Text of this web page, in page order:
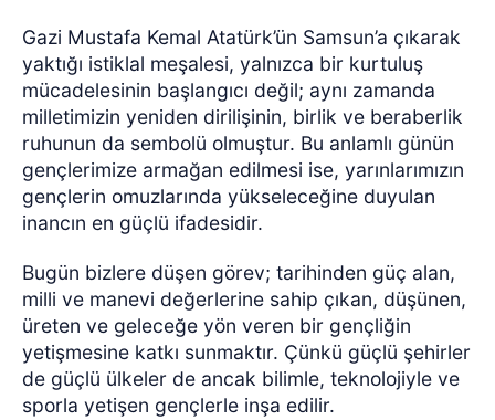
Gazi Mustafa Kemal Atatürk’ün Samsun’a çıkarak
yaktığı istiklal meşalesi, yalnızca bir kurtuluş
mücadelesinin başlangıcı değil; aynı zamanda
milletimizin yeniden dirilişinin, birlik ve beraberlik
ruhunun da sembolü olmuştur. Bu anlamlı günün
gençlerimize armağan edilmesi ise, yarınlarımızın
gençlerin omuzlarında yükseleceğine duyulan
inancın en güçlü ifadesidir.
Bugün bizlere düşen görev; tarihinden güç alan,
milli ve manevi değerlerine sahip çıkan, düşünen,
üreten ve geleceğe yön veren bir gençliğin
yetişmesine katkı sunmaktır. Çünkü güçlü şehirler
de güçlü ülkeler de ancak bilimle, teknolojiyle ve
sporla yetişen gençlerle inşa edilir.